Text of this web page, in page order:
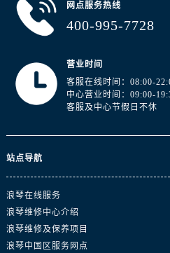
网点服务热线
400-995-7728
营业时间
客服在线时间：08:00-
中心营业时间：09:00-
客服及中心节假日不休
站点导航
浪琴在线服务
浪琴维修中心介绍
浪琴维修及保养项目
浪琴中国区服务网点